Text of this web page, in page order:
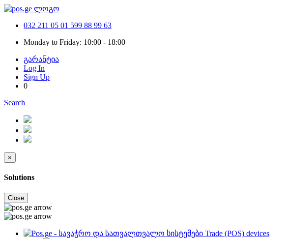
032 211 05 01 599 88 99 63
Monday to Friday: 10:00 - 18:00
გარანტია
Log In
Sign Up
0
Search
×
Solutions
Close
Trade (POS) devices